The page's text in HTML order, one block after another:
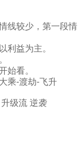
线较少，第一段情
利益为主。
始看。
乘-渡劫-飞升
级流 逆袭